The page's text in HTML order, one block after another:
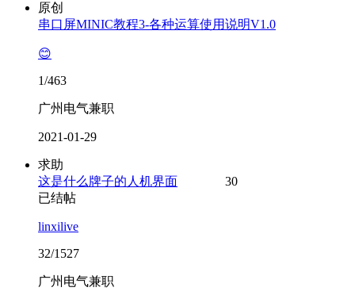
原创
串口屏MINIC教程3-各种运算使用说明V1.0
😊
1/463
广州电气兼职
2021-01-29
求助
这是什么牌子的人机界面
30
已结帖
linxilive
32/1527
广州电气兼职